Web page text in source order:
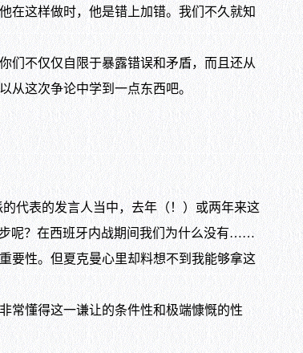
在这样做时，他是错上加错。我们不久就知
不仅仅自限于暴露错误和矛盾，而且还从
这次争论中学到一点东西吧。
代表的发言人当中，去年（！）或两年来这
步呢？在西班牙内战期间我们为什么没有……
要性。但夏克曼心里却料想不到我能够拿这
懂得这一谦让的条件性和极端慷慨的性